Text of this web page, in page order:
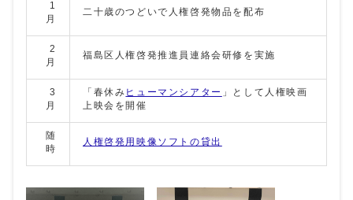
1
月
二十歳のつどいで人権啓発物品を配布
2
月
福島区人権啓発推進員連絡会研修を実施
3
月
「春休み ヒューマンシアター 」として人権映画
上映会を開催
随
時
人権啓発用映像ソフトの貸出